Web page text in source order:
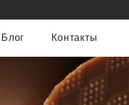
Блог Контакты